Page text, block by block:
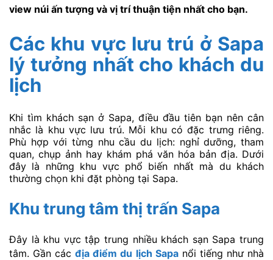
view núi ấn tượng và vị trí thuận tiện nhất cho bạn.
Các khu vực lưu trú ở Sapa
lý tưởng nhất cho khách du
lịch
Khi tìm khách sạn ở Sapa, điều đầu tiên bạn nên cân
nhắc là khu vực lưu trú. Mỗi khu có đặc trưng riêng.
Phù hợp với từng nhu cầu du lịch: nghỉ dưỡng, tham
quan, chụp ảnh hay khám phá văn hóa bản địa. Dưới
đây là những khu vực phổ biến nhất mà du khách
thường chọn khi đặt phòng tại Sapa.
Khu trung tâm thị trấn Sapa
Đây là khu vực tập trung nhiều khách sạn Sapa trung
tâm. Gần cácđịa điểm du lịch Sapanổi tiếng như nhà